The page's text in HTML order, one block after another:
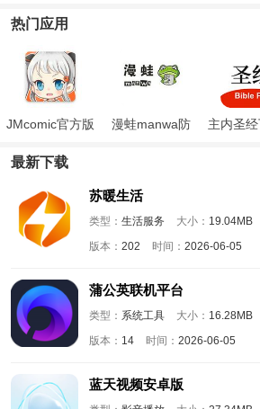
热门应用
JMcomic官方版
漫蛙manwa防
主内圣
最新下载
苏暖生活
类型： 生活服务 大小： 19.04MB
版本： 202 时间： 2026-06-05
蒲公英联机平台
类型： 系统工具 大小： 16.28MB
版本： 14 时间： 2026-06-05
蓝天视频安卓版